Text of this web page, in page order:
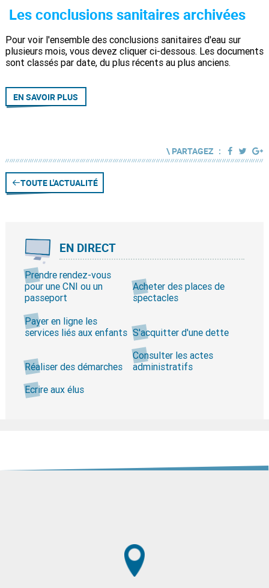
Les conclusions sanitaires archivées
Pour voir l'ensemble des conclusions sanitaires d'eau sur
plusieurs mois, vous devez cliquer ci-dessous. Les documents
sont classés par date, du plus récents au plus anciens.
EN SAVOIR PLUS
\ PARTAGEZ :
TOUTE L'ACTUALITÉ
EN DIRECT
Prendre rendez-vous
pour une CNI ou un
passeport
Acheter des places de
spectacles
Payer en ligne les
services liés aux enfants S'acquitter d'une dette
Réaliser des démarches
Consulter les actes
administratifs
Ecrire aux élus